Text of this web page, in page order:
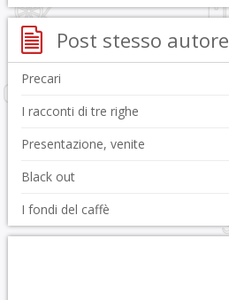
Post stesso autore
Precari
I racconti di tre righe
Presentazione, venite
Black out
I fondi del caffè